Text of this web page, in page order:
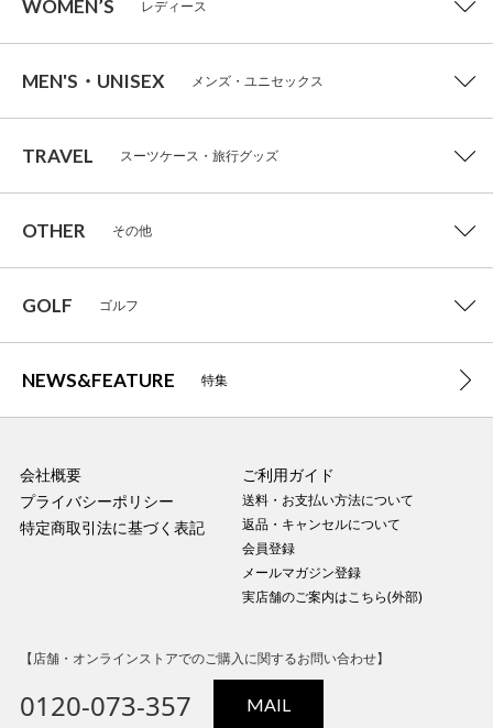
WOMEN’S レディース
MEN'S・UNISEX メンズ・ユニセックス
TRAVEL スーツケース・旅行グッズ
OTHER その他
GOLF ゴルフ
NEWS&FEATURE 特集
会社概要
プライバシーポリシー
特定商取引法に基づく表記
ご利用ガイド
送料・お支払い方法について
返品・キャンセルについて
会員登録
メールマガジン登録
実店舗のご案内はこちら(外部)
【店舗・オンラインストアでのご購入に関するお問い合わせ】
0120-073-357 MAIL